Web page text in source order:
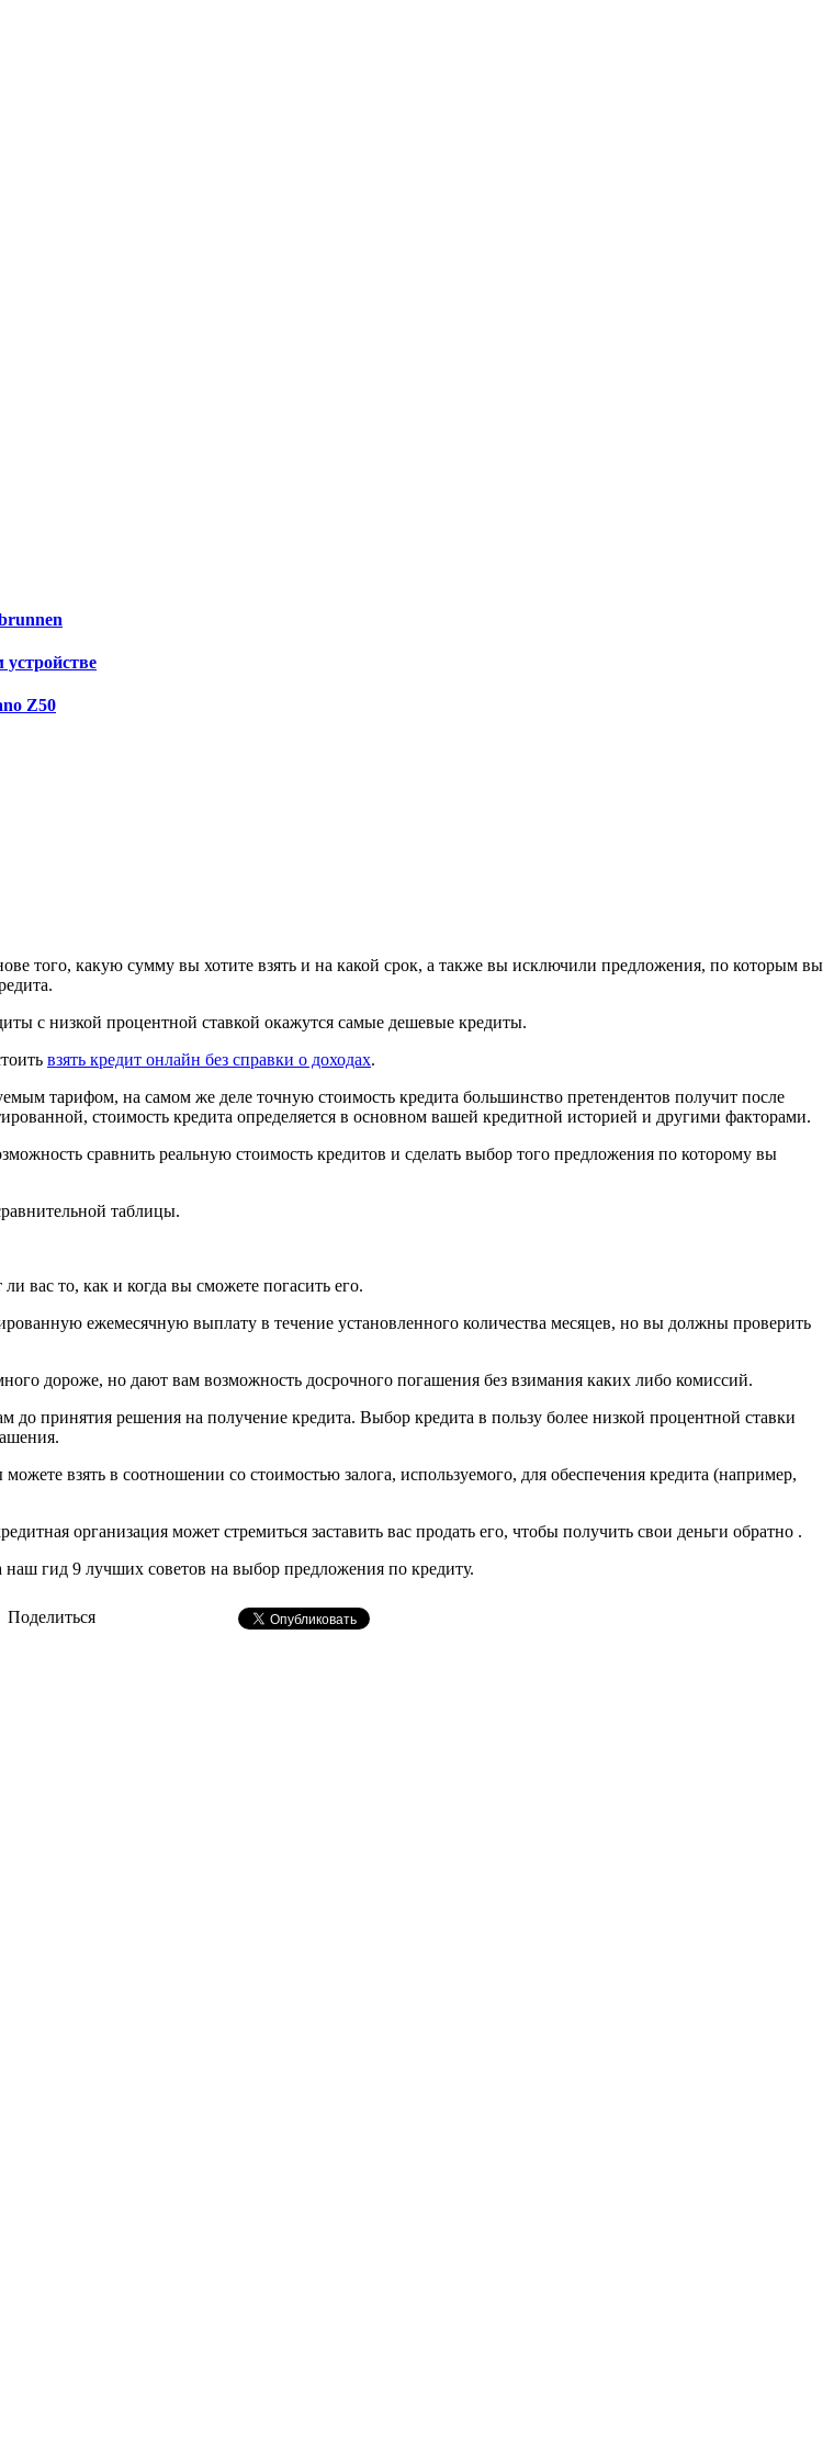
Z50
того, какую сумму вы хотите взять и на какой срок, а также вы исключили предложения, по которым вы
с низкой процентной ставкой окажутся самые дешевые кредиты.
взять кредит онлайн без справки о доходах.
тарифом, на самом же деле точную стоимость кредита большинство претендентов получит после
стоимость кредита определяется в основном вашей кредитной историей и другими факторами.
сравнить реальную стоимость кредитов и сделать выбор того предложения по которому вы
таблицы.
вас то, как и когда вы сможете погасить его.
ежемесячную выплату в течение установленного количества месяцев, но вы должны проверить
дороже, но дают вам возможность досрочного погашения без взимания каких либо комиссий.
до принятия решения на получение кредита. Выбор кредита в пользу более низкой процентной ставки
взять в соотношении со стоимостью залога, используемого, для обеспечения кредита (например,
организация может стремиться заставить вас продать его, чтобы получить свои деньги обратно .
гид 9 лучших советов на выбор предложения по кредиту.
Поделиться